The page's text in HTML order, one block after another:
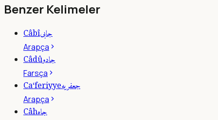
Benzer Kelimeler
Câbîجابى
Arapça
Câdûجادو
Farsça
Ca‘feriyyeجعفريه
Arapça
Câhجاه